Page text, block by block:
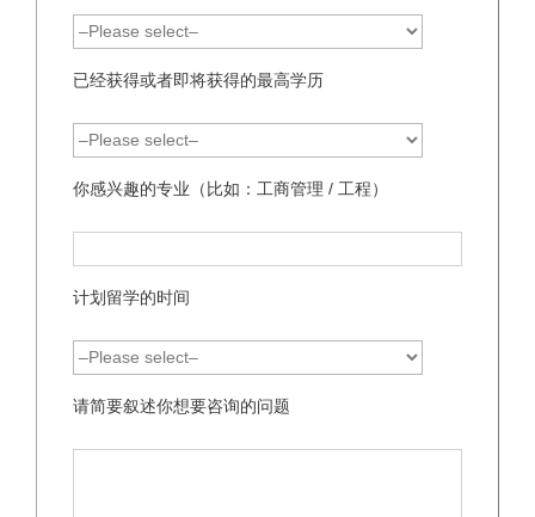
已经获得或者即将获得的最高学历
你感兴趣的专业（比如：工商管理 / 工程）
计划留学的时间
请简要叙述你想要咨询的问题